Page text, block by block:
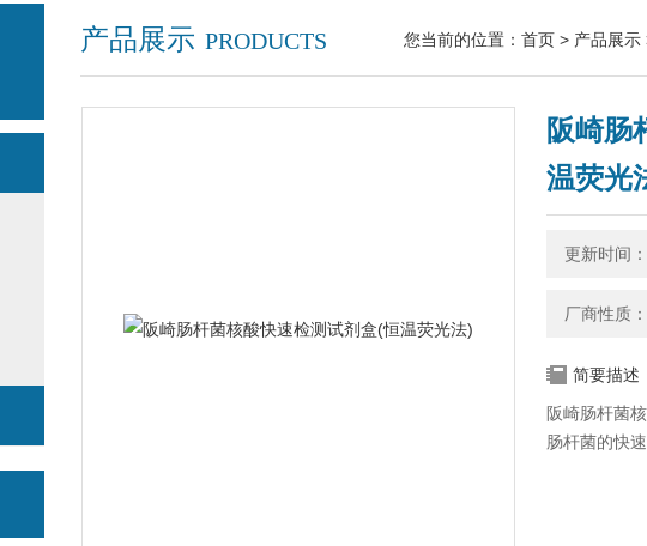
产品展示 PRODUCTS 您当前的位置： 首页 > 产品展示
阪崎肠
温荧光
更新时间
厂商性质
简要描述
阪崎肠杆菌
肠杆菌的快